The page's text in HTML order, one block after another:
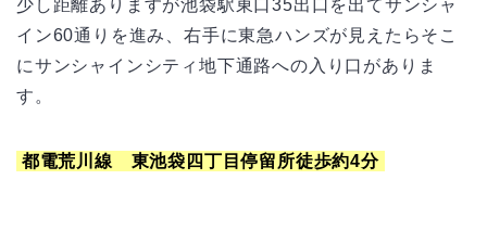
少し距離ありますが池袋駅東口35出口を出てサンシャ
イン60通りを進み、右手に東急ハンズが見えたらそこ
にサンシャインシティ地下通路への入り口がありま
す。
都電荒川線 東池袋四丁目停留所徒歩約4分